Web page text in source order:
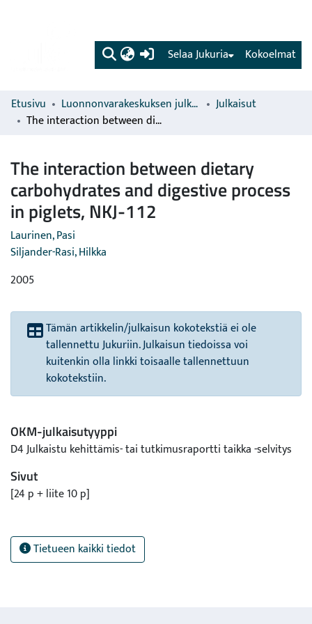
(current) Kokoelmat
Selaa Jukuria
Etusivu Luonnonvarakeskuksen julkaisut
Julkaisut
The interaction between dietary carbohydrates and digestive process in piglets, NKJ-112
The interaction between dietary
carbohydrates and digestive process
in piglets, NKJ-112
Laurinen, Pasi
Siljander-Rasi, Hilkka
2005
Tämän artikkelin/julkaisun kokotekstiä ei ole
tallennettu Jukuriin. Julkaisun tiedoissa voi
kuitenkin olla linkki toisaalle tallennettuun
kokotekstiin.
OKM-julkaisutyyppi
D4 Julkaistu kehittämis- tai tutkimusraportti taikka -selvitys
Sivut
[24 p + liite 10 p]
Tietueen kaikki tiedot